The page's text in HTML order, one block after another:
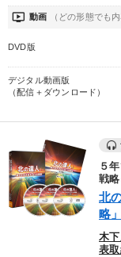
ondemand_video 動画 （どの形態でも
DVD版
デジタル動画版
（配信＋ダウンロード）
５
戦
北
略
木
表